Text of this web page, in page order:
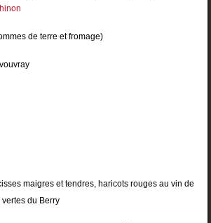
de terre et fromage)
maigres et tendres, haricots rouges au vin de
du Berry